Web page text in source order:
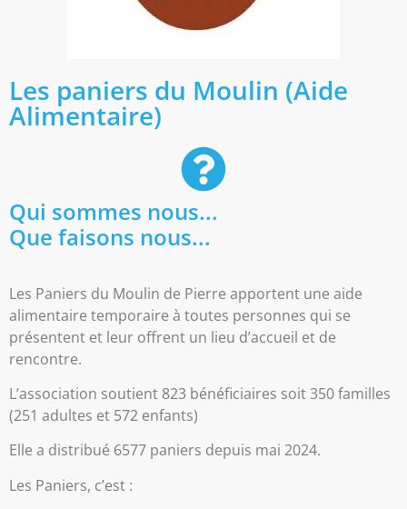
Les paniers du Moulin (Aide
Alimentaire)
Qui sommes nous...
Que faisons nous...
Les Paniers du Moulin de Pierre apportent une aide
alimentaire temporaire à toutes personnes qui se
présentent et leur offrent un lieu d’accueil et de
rencontre.
L’association soutient 823 bénéficiaires soit 350 familles
(251 adultes et 572 enfants)
Elle a distribué 6577 paniers depuis mai 2024.
Les Paniers, c’est :